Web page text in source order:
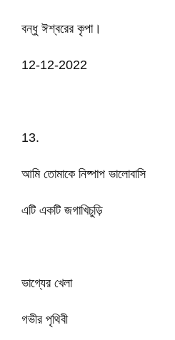
বন্ধু ঈশ্বরের কৃপা।
12-12-2022
13.
আমি তোমাকে নিষ্পাপ ভালোবাসি
এটি একটি জগাখিচুড়ি
ভাগ্যের খেলা
গভীর পৃথিবী